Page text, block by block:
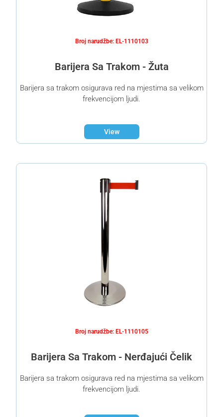
Broj narudžbe: EL-1110103
Barijera Sa Trakom - Žuta
Barijera sa trakom osigurava red na mjestima sa velikom
frekvencijom ljudi.
View
Broj narudžbe: EL-1110105
Barijera Sa Trakom - Nerđajući Čelik
Barijera sa trakom osigurava red na mjestima sa velikom
frekvencijom ljudi.